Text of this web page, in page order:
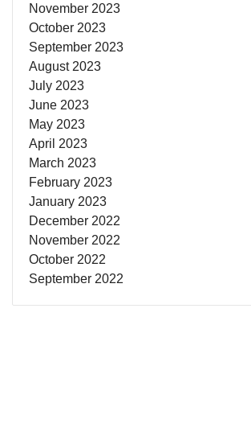
November 2023
October 2023
September 2023
August 2023
July 2023
June 2023
May 2023
April 2023
March 2023
February 2023
January 2023
December 2022
November 2022
October 2022
September 2022